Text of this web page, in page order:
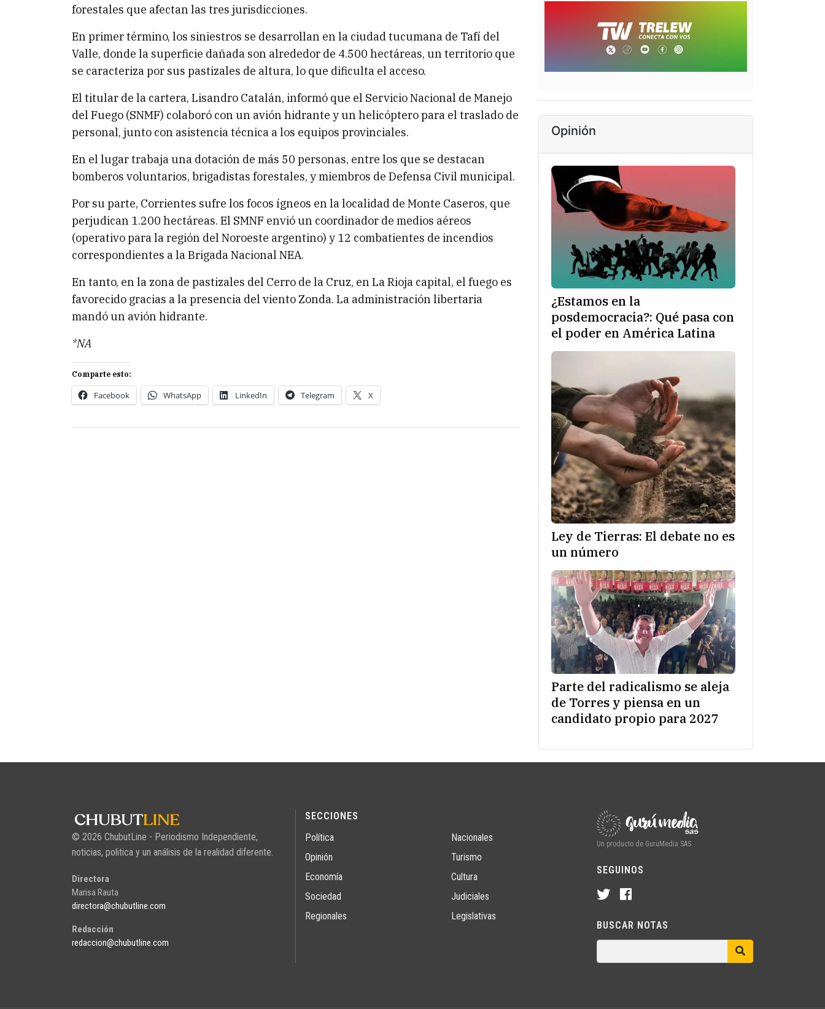
forestales que afectan las tres jurisdicciones.
En primer término, los siniestros se desarrollan en la ciudad tucumana de Tafí del
Valle, donde la superficie dañada son alrededor de 4.500 hectáreas, un territorio que
se caracteriza por sus pastizales de altura, lo que dificulta el acceso.
El titular de la cartera, Lisandro Catalán, informó que el Servicio Nacional de Manejo
del Fuego (SNMF) colaboró con un avión hidrante y un helicóptero para el traslado de
personal, junto con asistencia técnica a los equipos provinciales.
En el lugar trabaja una dotación de más 50 personas, entre los que se destacan
bomberos voluntarios, brigadistas forestales, y miembros de Defensa Civil municipal.
Por su parte, Corrientes sufre los focos ígneos en la localidad de Monte Caseros, que
perjudican 1.200 hectáreas. El SMNF envió un coordinador de medios aéreos
(operativo para la región del Noroeste argentino) y 12 combatientes de incendios
correspondientes a la Brigada Nacional NEA.
En tanto, en la zona de pastizales del Cerro de la Cruz, en La Rioja capital, el fuego es
favorecido gracias a la presencia del viento Zonda. La administración libertaria
mandó un avión hidrante.
*NA
Comparte esto:
Facebook WhatsApp LinkedIn Telegram X
Opinión
¿Estamos en la
posdemocracia?: Qué pasa con
el poder en América Latina
Ley de Tierras: El debate no es
un número
Parte del radicalismo se aleja
de Torres y piensa en un
candidato propio para 2027
© 2026 ChubutLine - Periodismo Independiente,
noticias, politica y un análisis de la realidad diferente.
Directora
Marisa Rauta
directora@chubutline.com
Redacción
redaccion@chubutline.com
SECCIONES
Política
Opinión
Economía
Sociedad
Regionales
Nacionales
Turismo
Cultura
Judiciales
Legislativas
Un producto de GuruMedia SAS
SEGUINOS
BUSCAR NOTAS